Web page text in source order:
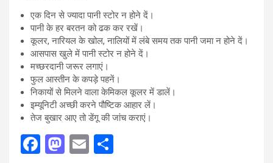
एक दिन से ज्यादा पानी स्टोर न होने दें।
पानी के हर बरतन को ढक कर रखें।
कूलर, नारियल के खोल, नालियों में लंबे समय तक पानी जमा न होने दें।
आसपास खुले में पानी स्टोर न होने दें।
मच्छरदानी जरूर लगाएं।
फुल आस्तीन के कपड़े पहनें।
निकायों से मिलने वाला केमिकल कूलर में डालें।
इम्यूनिटी अच्छी करने पौष्टिक आहार लें।
तेज बुखार आए तो डेंगू की जांच कराएं।
F
M E